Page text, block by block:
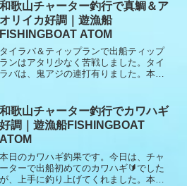
和歌山チャーター釣行で真鯛＆ア
オリイカ好調｜遊漁船
FISHINGBOAT ATOM
タイラバ＆ティップランで出船ティップ
ランはアタリ少なく苦戦しました。タイ
ラバは、鬼アジの連打有りました。本日
和歌山チャーター釣行でカワハギ
好調｜遊漁船FISHINGBOAT
ATOM
本日のカワハギ釣果です。今日は、チャ
ーターで出船初めてのカワハギ🔰でした
が、上手に釣り上げてくれました。本日